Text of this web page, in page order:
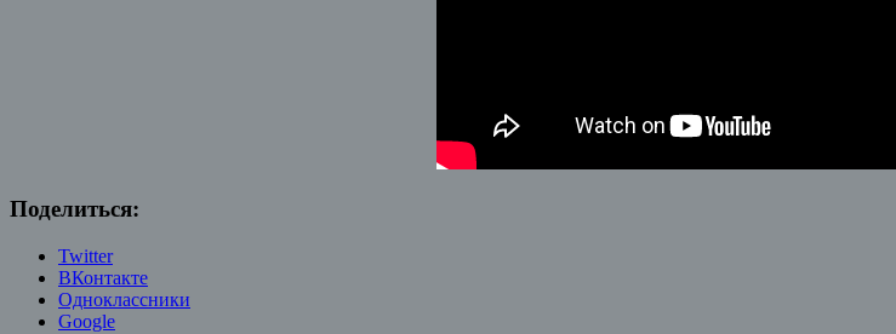
Поделиться:
Twitter
ВКонтакте
Одноклассники
Google